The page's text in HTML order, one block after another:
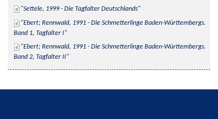
Settele, 1999 - Die Tagfalter Deutschlands
Ebert; Rennwald, 1991 - Die Schmetterlinge Baden-Württembergs.
Band 1, Tagfalter I
Ebert; Rennwald, 1991 - Die Schmetterlinge Baden-Württembergs.
Band 2, Tagfalter II